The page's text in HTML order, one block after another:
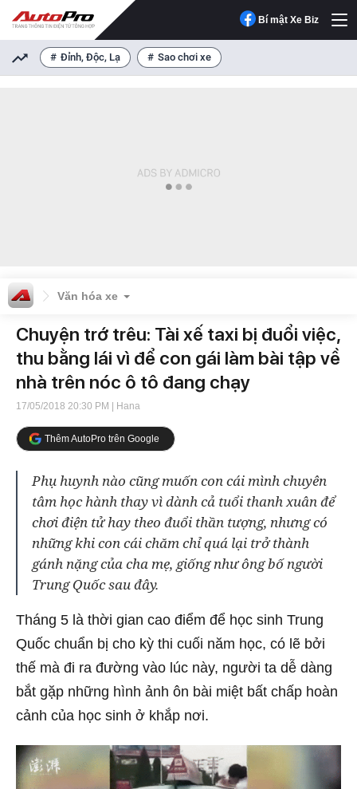
Bí mật Xe Biz
Đỉnh, Độc, Lạ Sao chơi xe
Văn hóa xe
Chuyện trớ trêu: Tài xế taxi bị đuổi việc,
thu bằng lái vì để con gái làm bài tập về
nhà trên nóc ô tô đang chạy
17/05/2018 20:30 PM | Hana
Thêm AutoPro trên Google
Phụ huynh nào cũng muốn con cái mình chuyên
tâm học hành thay vì dành cả tuổi thanh xuân để
chơi điện tử hay theo đuổi thần tượng, nhưng có
những khi con cái chăm chỉ quá lại trở thành
gánh nặng của cha mẹ, giống như ông bố người
Trung Quốc sau đây.
Tháng 5 là thời gian cao điểm để học sinh Trung
Quốc chuẩn bị cho kỳ thi cuối năm học, có lẽ bởi
thế mà đi ra đường vào lúc này, người ta dễ dàng
bắt gặp những hình ảnh ôn bài miệt bất chấp hoàn
cảnh của học sinh ở khắp nơi.